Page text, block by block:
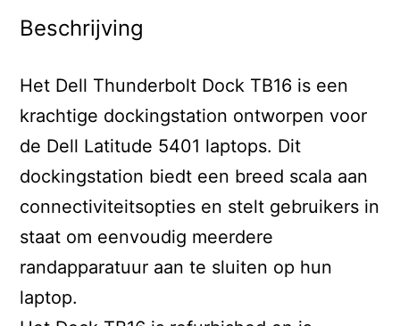
Beschrijving
Het Dell Thunderbolt Dock TB16 is een
krachtige dockingstation ontworpen voor
de Dell Latitude 5401 laptops. Dit
dockingstation biedt een breed scala aan
connectiviteitsopties en stelt gebruikers in
staat om eenvoudig meerdere
randapparatuur aan te sluiten op hun
laptop.